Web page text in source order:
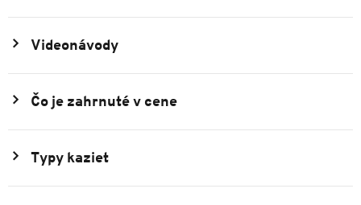
Videonávody
Čo je zahrnuté v cene
Typy kaziet